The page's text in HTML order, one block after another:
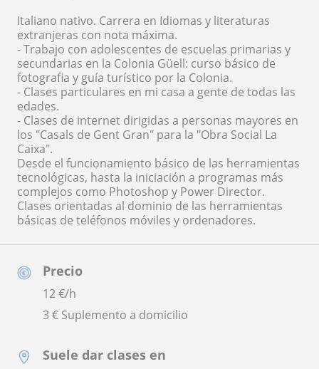
Precio
12€/h
3 € Suplemento a domicilio
Suele dar clases en
Italiano nativo. Carrera en Idiomas y literaturas
extranjeras con nota máxima.
- Trabajo con adolescentes de escuelas primarias y
secundarias en la Colonia Güell: curso básico de
fotografia y guía turístico por la Colonia.
- Clases particulares en mi casa a gente de todas las
edades.
- Clases de internet dirigidas a personas mayores en
los "Casals de Gent Gran" para la "Obra Social La
Caixa".
Desde el funcionamiento básico de las herramientas
tecnológicas, hasta la iniciación a programas más
complejos como Photoshop y Power Director.
Clases orientadas al dominio de las herramientas
básicas de teléfonos móviles y ordenadores.